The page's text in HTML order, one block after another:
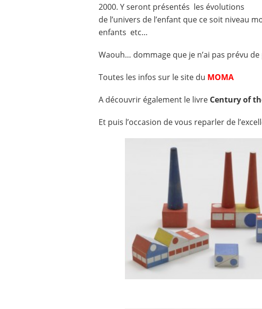
2000. Y seront présentés les évolutions
de l’univers de l’enfant que ce soit niveau
enfants etc…
Waouh… dommage que je n’ai pas prévu
Toutes les infos sur le site du MOMA
A découvrir également le livre Century of
Et puis l’occasion de vous reparler de